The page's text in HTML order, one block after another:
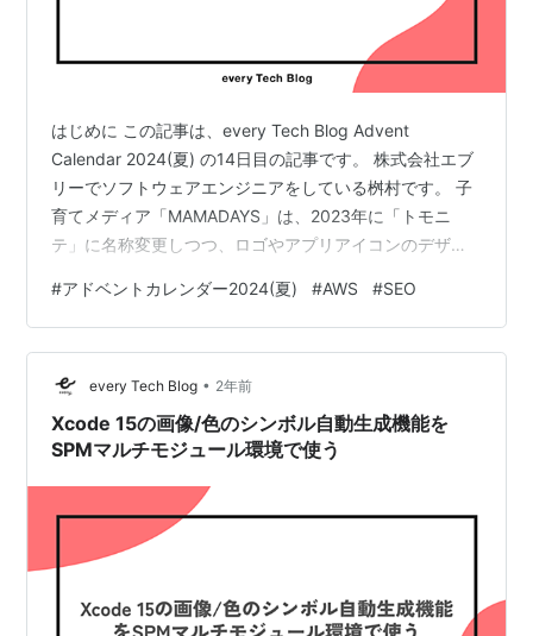
はじめに この記事は、every Tech Blog Advent
Calendar 2024(夏) の14日目の記事です。 株式会社エブ
リーでソフトウェアエンジニアをしている桝村です。 子
育てメディア「MAMADAYS」は、2023年に「トモニ
テ」に名称変更しつつ、ロゴやアプリアイコンのデザイ
名称変更については、以下の記事でも詳しく紹介してい
ます。 tech.every.tv また、サービス名称変更における対
応の一つとして、Web メディアのドメインを
mamadays.tv から tomonite.com へ変更しました。 本…
#アドベントカレンダー2024(夏) #AWS #SEO
every Tech Blog • 2年前
Xcode 15の画像/色のシンボル自動生成機能を
SPMマルチモジュール環境で使う